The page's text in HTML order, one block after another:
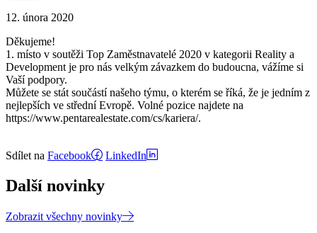
12. února 2020
Děkujeme!
1. místo v soutěži Top Zaměstnavatelé 2020 v kategorii Reality a
Development je pro nás velkým závazkem do budoucna, vážíme si
Vaší podpory.
Můžete se stát součástí našeho týmu, o kterém se říká, že je jedním z
nejlepších ve střední Evropě. Volné pozice najdete na
https://www.pentarealestate.com/cs/kariera/.
Sdílet na Facebook LinkedIn
Další novinky
Zobrazit všechny novinky